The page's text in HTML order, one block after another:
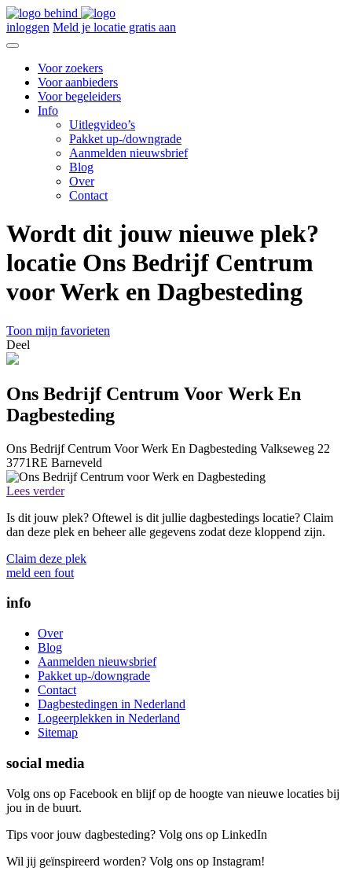
inloggen Meld je locatie gratis aan
Voor zoekers
Voor aanbieders
Voor begeleiders
Info
Uitlegvideo’s
Pakket up-/downgrade
Aanmelden nieuwsbrief
Blog
Over
Contact
Wordt dit jouw nieuwe plek?
locatie Ons Bedrijf Centrum
voor Werk en Dagbesteding
Toon mijn favorieten
Deel
Ons Bedrijf Centrum Voor Werk En
Dagbesteding
Ons Bedrijf Centrum Voor Werk En Dagbesteding Valkseweg 22
3771RE Barneveld
Lees verder
Is dit jouw plek? Oftewel is dit jullie dagbestedings locatie? Claim
dan deze plek en beheer alle gegevens zodat deze kloppend zijn.
Claim deze plek
meld een fout
info
Over
Blog
Aanmelden nieuwsbrief
Pakket up-/downgrade
Contact
Dagbestedingen in Nederland
Logeerplekken in Nederland
Sitemap
social media
Volg ons op Facebook en blijf op de hoogte van nieuwe locaties bij
jou in de buurt.
Tips voor jouw dagbesteding? Volg ons op LinkedIn
Wil jij geïnspireerd worden? Volg ons op Instagram!